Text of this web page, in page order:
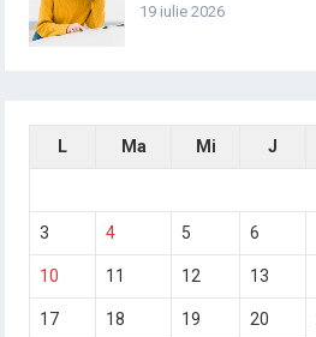
19 iulie 2026
L Ma Mi J
3 4 5 6
10 11 12 13
17 18 19 20